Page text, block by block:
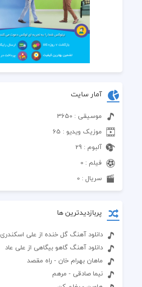
آمار سایت
موسیقی : 3650
موزیک ویدیو : 65
آلبوم : 29
فیلم : 0
سریال : 0
پربازدیدترین ها
دانلود آهنگ گل خنده از علی اسکندری
دانلود آهنگ گاهو بیگاهی از علی عاد
ماهان بهرام خان - راه مقصد
نیما صادقی - مرهم